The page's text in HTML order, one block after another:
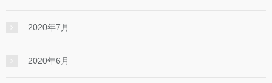
2020年7月
2020年6月